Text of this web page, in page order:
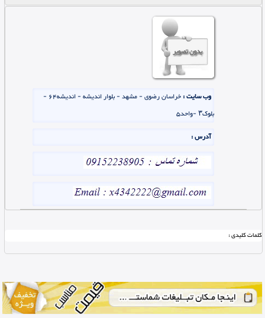
وب سایت :
خراسان رضوی - مشهد - بلوار اندیشه - اندیشه۶۴ -
بلوک۳ -واحد۵
آدرس :
کلمات کلیدی :